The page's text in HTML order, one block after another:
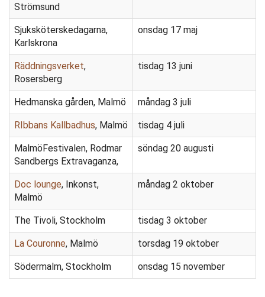
Strömsund
Sjuksköterskedagarna,
Karlskrona
onsdag 17 maj
Räddningsverket,
Rosersberg
tisdag 13 juni
Hedmanska gården, Malmö måndag 3 juli
RIbbans Kallbadhus, Malmö tisdag 4 juli
MalmöFestivalen, Rodmar
Sandbergs Extravaganza,
söndag 20 augusti
Doc lounge, Inkonst,
Malmö
måndag 2 oktober
The Tivoli, Stockholm tisdag 3 oktober
La Couronne, Malmö torsdag 19 oktober
Södermalm, Stockholm onsdag 15 november